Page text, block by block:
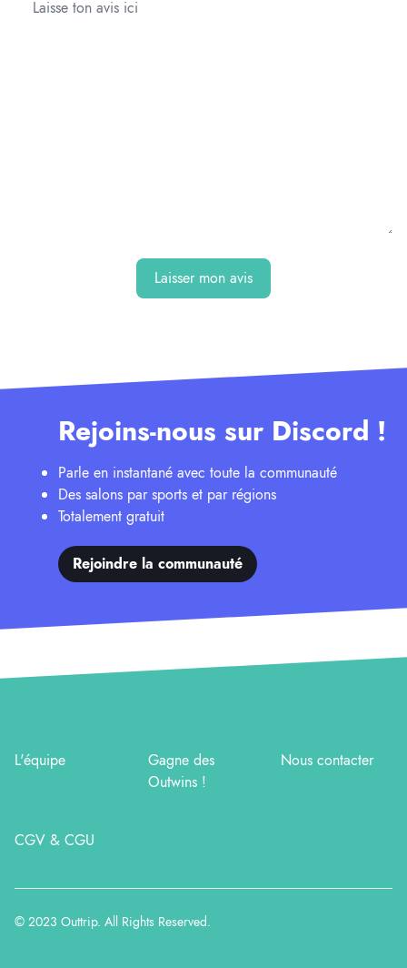
Laisser mon avis
Rejoins-nous sur Discord !
Parle en instantané avec toute la communauté
Des salons par sports et par régions
Totalement gratuit
Rejoindre la communauté
L'équipe
Gagne des
Outwins !
Nous contacter
CGV & CGU
© 2023 Outtrip. All Rights Reserved.